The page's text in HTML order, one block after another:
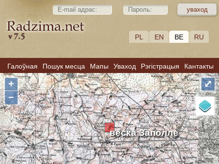
PL EN BE RU
Галоўная Пошук месца Мапы Уваход Рэгістрацыя Кантакты
вёска Заполле
+
−
⤢